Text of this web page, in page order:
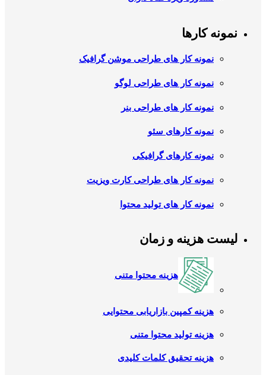
نمونه کارها
نمونه کار های طراحی موشن گرافیک
نمونه کار های طراحی لوگو
نمونه کار های طراحی بنر
نمونه کارهای سئو
نمونه کارهای گرافیکی
نمونه کار های طراحی کارت ویزیت
نمونه کار های تولید محتوا
لیست هزینه و زمان
هزینه محتوا متنی
هزینه کمپین بازاریابی محتوایی
هزینه تولید محتوا متنی
هزینه تحقیق کلمات کلیدی